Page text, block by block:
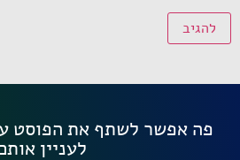
פה אפשר לשתף את הפוסט
לעניין